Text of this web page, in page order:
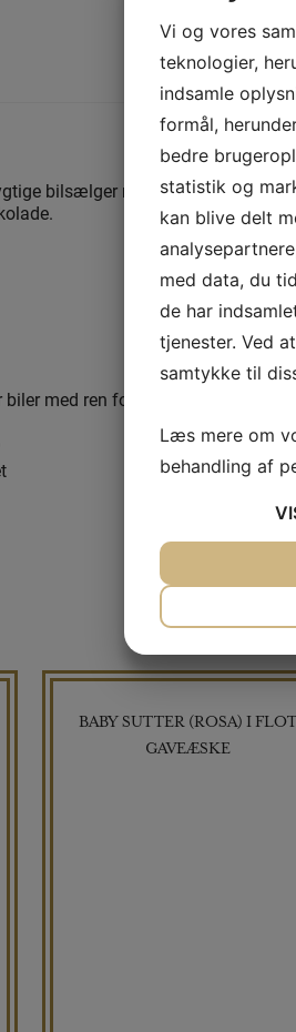
bilsælger med en unik
med ren forkælelse – klar til at
BABY SUTTER (ROSA) I FLOT
GAVEÆSKE
Vi og vores
teknologier,
indsamle
formål,
bedre
statistik og
kan blive delt
med data, du
de har
tjenester. Ved
samtykke til
Læs mere om
behandling af
MARKETING